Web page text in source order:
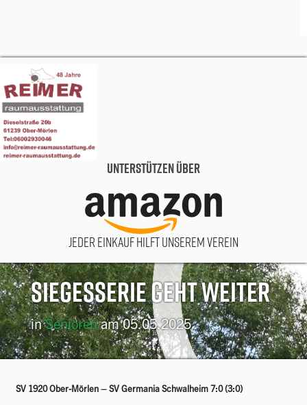
Unterstützen über
Jeder Einkauf hilft unserem Verein
Siegesserie geht weiter
inSeniorenam 05.05.2025
SV 1920 Ober-Mörlen – SV Germania Schwalheim 7:0 (3:0)